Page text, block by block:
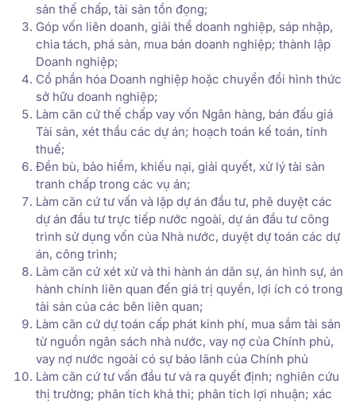
sản thế chấp, tài sản tồn đọng;
Góp vốn liên doanh, giải thể doanh nghiệp, sáp nhập,
chia tách, phá sản, mua bán doanh nghiệp; thành lập
Doanh nghiệp;
Cổ phần hóa Doanh nghiệp hoặc chuyển đổi hình thức
sở hữu doanh nghiệp;
Làm căn cứ thế chấp vay vốn Ngân hàng, bán đấu giá
Tài sản, xét thầu các dự án; hoạch toán kế toán, tính
thuế;
Đền bù, bảo hiểm, khiếu nại, giải quyết, xử lý tài sản
tranh chấp trong các vụ án;
Làm căn cứ tư vấn và lập dự án đầu tư, phê duyệt các
dự án đầu tư trực tiếp nước ngoài, dự án đầu tư công
trình sử dụng vốn của Nhà nước, duyệt dự toán các dự
án, công trình;
Làm căn cứ xét xử và thi hành án dân sự, án hình sự, án
hành chính liên quan đến giá trị quyền, lợi ích có trong
tài sản của các bên liên quan;
Làm căn cứ dự toán cấp phát kinh phí, mua sắm tài sản
từ nguồn ngân sách nhà nước, vay nợ của Chính phủ,
vay nợ nước ngoài có sự bảo lãnh của Chính phủ
Làm căn cứ tư vấn đầu tư và ra quyết định; nghiên cứu
thị trường; phân tích khả thi; phân tích lợi nhuận; xác